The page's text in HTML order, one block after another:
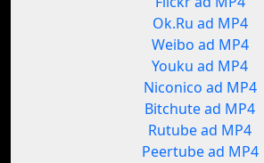
Ok.Ru ad MP4
Weibo ad MP4
Youku ad MP4
Niconico ad MP4
Bitchute ad MP4
Rutube ad MP4
Peertube ad MP4